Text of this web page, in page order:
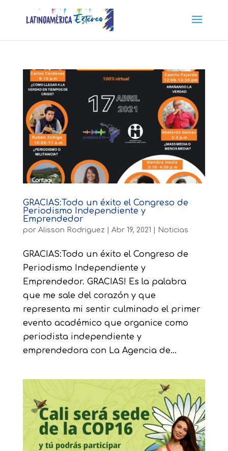
GRACIAS:Todo un éxito el Congreso de
Periodismo Independiente y
Emprendedor
por Alisson Rodriguez Abr 19, 2021 Noticias
GRACIAS:Todo un éxito el Congreso de
Periodismo Independiente y
Emprendedor. GRACIAS! Es la palabra
que me sale del corazón y que
representa mi sentir culminado el primer
evento académico que organice como
periodista independiente y
emprendedora con La Agencia de...